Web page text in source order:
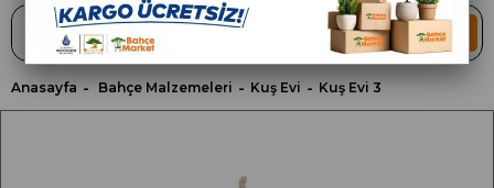
ARA
Anasayfa Bahçe Malzemeleri Kuş Evi Kuş Evi 3